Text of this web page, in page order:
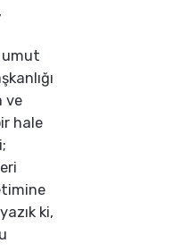
umut
ve
hale
ki,